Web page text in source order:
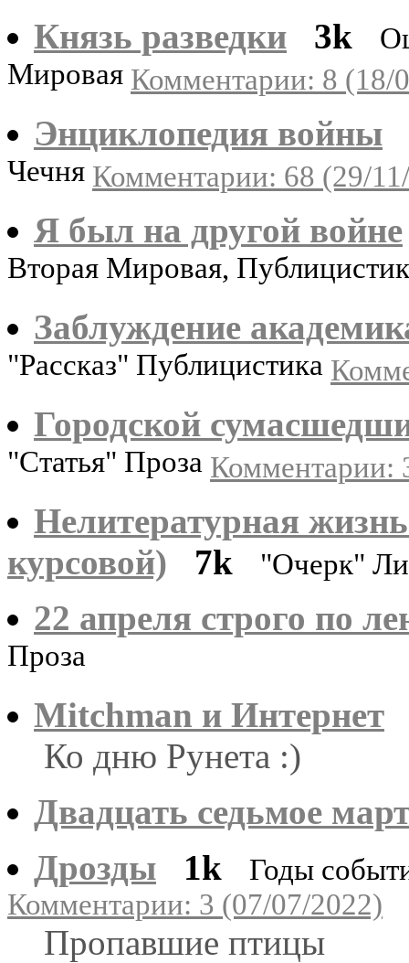
Князь разведки 3k
Мировая Комментарии: 8 (18/
Энциклопедия войны
Чечня Комментарии: 68 (29/
Я был на другой войне
Вторая Мировая,
Заблуждение
"Рассказ" Публицистика
Городской
"Статья" Проза Комментарии:
Нелитературная
курсовой)
7k "Очерк"
22 апреля строго по
Проза
Mitchman и Интернет
Ко дню Рунета :)
Двадцать седьмое
Дрозды
1k
Годы
Комментарии: 3 (07/07/2022)
Пропавшие птицы